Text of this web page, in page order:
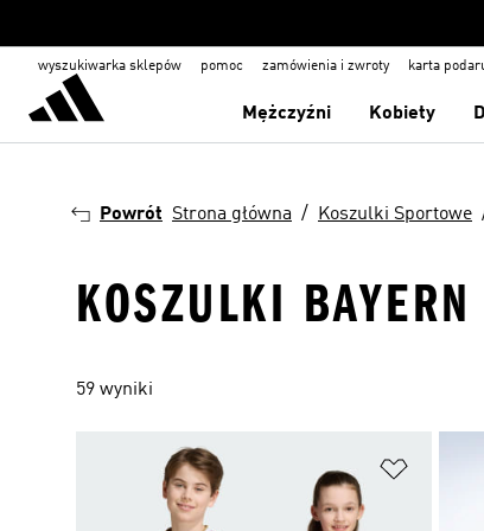
wyszukiwarka sklepów pomoc zamówienia i zwroty karta
Mężczyźni Kobiety
Powrót Strona główna Koszulki Sportowe
KOSZULKI
59 wyniki